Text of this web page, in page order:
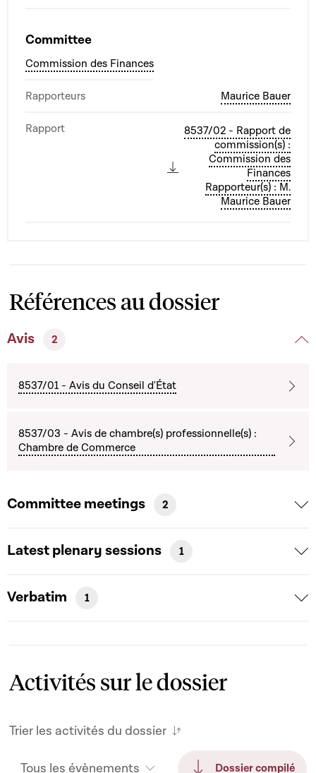
Committee
Commission des Finances
Rapporteurs Maurice Bauer
Rapport
8537/02 - Rapport de
commission(s) :
Commission des
Finances
Rapporteur(s) : M.
Maurice Bauer
Références au dossier
Avis 2
8537/01 - Avis du Conseil d'État
8537/03 - Avis de chambre(s) professionnelle(s) :
Chambre de Commerce
Committee meetings 2
Latest plenary sessions 1
Verbatim 1
Activités sur le dossier
Trier les activités du dossier
Tous les évènements Dossier compilé